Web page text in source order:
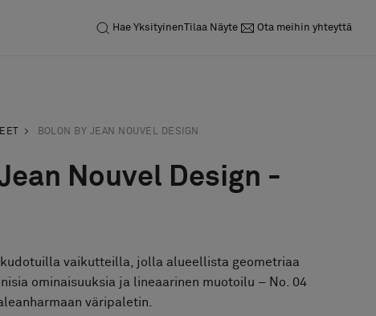
Hae YksityinenTilaa Näyte Ota meihin yhteyttä
BOLON BY JEAN NOUVEL DESIGN
Nouvel Design -
vaikutteilla, jolla alueellista geometriaa
ominaisuuksia ja lineaarinen muotoilu – No. 04
väripaletin.